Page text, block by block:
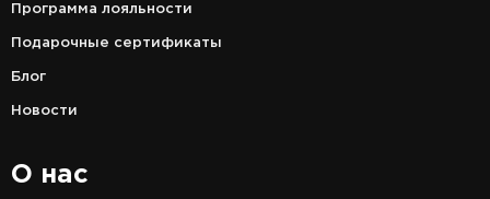
Программа лояльности
Подарочные сертификаты
Блог
Новости
О нас